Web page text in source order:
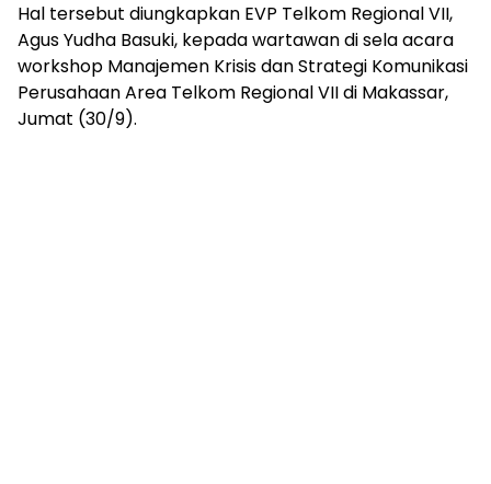
Hal tersebut diungkapkan EVP Telkom Regional VII,
Agus Yudha Basuki, kepada wartawan di sela acara
workshop Manajemen Krisis dan Strategi Komunikasi
Perusahaan Area Telkom Regional VII di Makassar,
Jumat (30/9).